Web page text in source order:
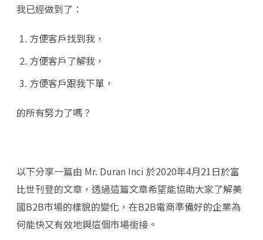
我已經做到了：
方便客戶找到我，
方便客戶了解我，
方便客戶跟我下單，
的所有努力了嗎？
以下分享一篇由 Mr. Duran Inci 於2020年4月21日於富
比世刊登的文章，透過這篇文章希望能協助大家了解美
國B2B市場的樣貌的變化，在B2B電商準備好的企業為
何能快又有效地與這個市場銜接。